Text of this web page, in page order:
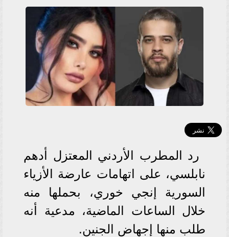
رد المطرب الأردني المعتزل أدهم
نابلسي، على اتهامات عارضة الأزياء
السورية إنجي خوري، بحملها منه
خلال الساعات الماضية، مدعية أنه
طلب منها إجهاض الجنين.